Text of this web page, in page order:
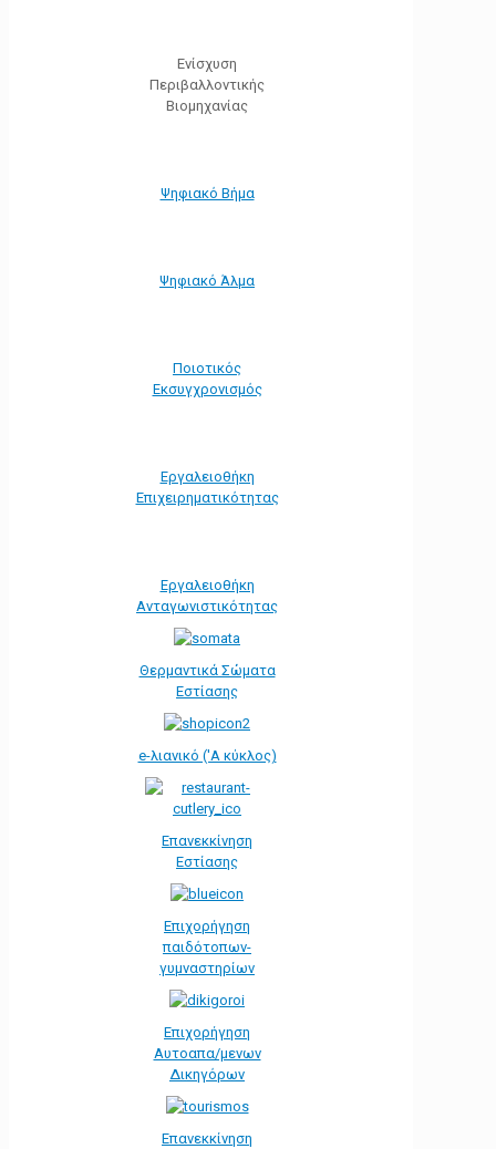
Ενίσχυση
Περιβαλλοντικής
Βιομηχανίας
Ψηφιακό Βήμα
Ψηφιακό Άλμα
Ποιοτικός
Εκσυγχρονισμός
Εργαλειοθήκη
Eπιχειρηματικότητας
Εργαλειοθήκη
Ανταγωνιστικότητας
Θερμαντικά Σώματα
Εστίασης
e-λιανικό ('Α κύκλος)
Επανεκκίνηση
Εστίασης
Επιχορήγηση
παιδότοπων-
γυμναστηρίων
Επιχορήγηση
Αυτοαπα/μενων
Δικηγόρων
Επανεκκίνηση